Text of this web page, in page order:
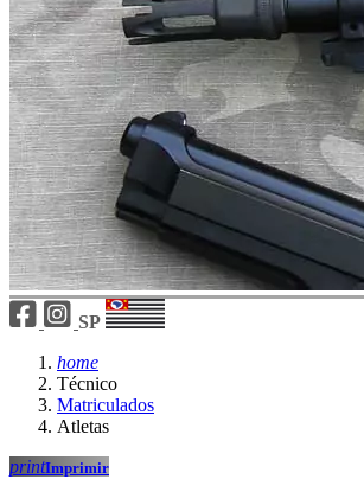
SP
home
Técnico
Matriculados
Atletas
printImprimir